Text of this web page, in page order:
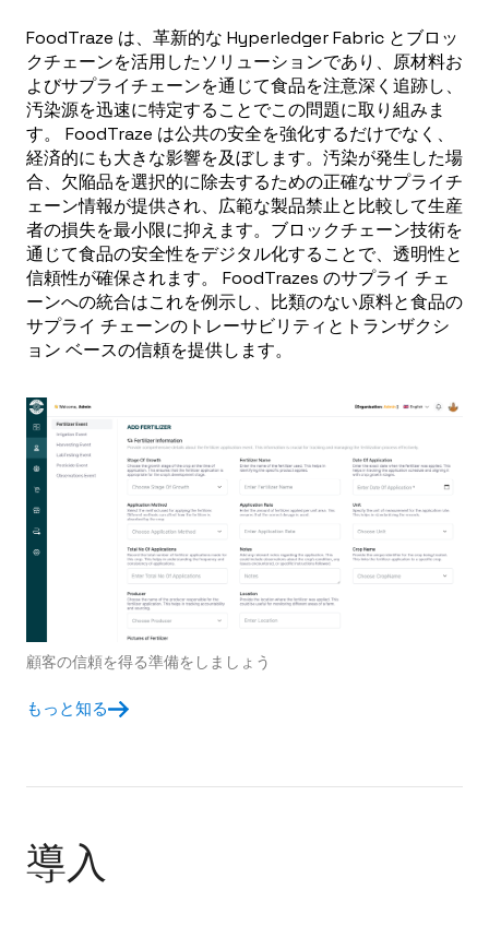
FoodTraze は、革新的な Hyperledger Fabric とブロッ
クチェーンを活用したソリューションであり、原材料お
よびサプライチェーンを通じて食品を注意深く追跡し、
汚染源を迅速に特定することでこの問題に取り組みま
す。 FoodTraze は公共の安全を強化するだけでなく、
経済的にも大きな影響を及ぼします。汚染が発生した場
合、欠陥品を選択的に除去するための正確なサプライチ
ェーン情報が提供され、広範な製品禁止と比較して生産
者の損失を最小限に抑えます。ブロックチェーン技術を
通じて食品の安全性をデジタル化することで、透明性と
信頼性が確保されます。 FoodTrazes のサプライ チェ
ーンへの統合はこれを例示し、比類のない原料と食品の
サプライ チェーンのトレーサビリティとトランザクシ
ョン ベースの信頼を提供します。
顧客の信頼を得る準備をしましょう
もっと知る
導入